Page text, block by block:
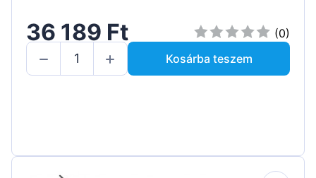
36 189 Ft
(0)
Kosárba teszem